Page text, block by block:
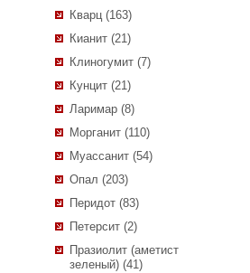
Кварц (163)
Кианит (21)
Клиногумит (7)
Кунцит (21)
Ларимар (8)
Морганит (110)
Муассанит (54)
Опал (203)
Перидот (83)
Петерсит (2)
Празиолит (аметист
зеленый) (41)